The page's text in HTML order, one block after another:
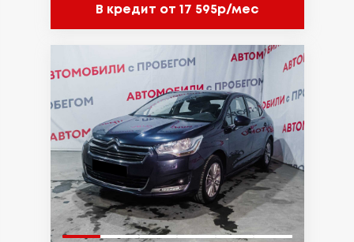
В кредит от 17 595р/мес